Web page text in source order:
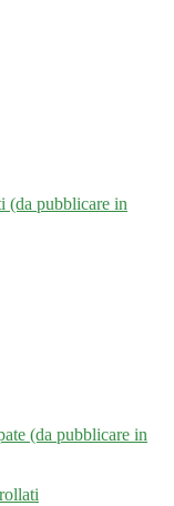
(da pubblicare in
(da pubblicare in